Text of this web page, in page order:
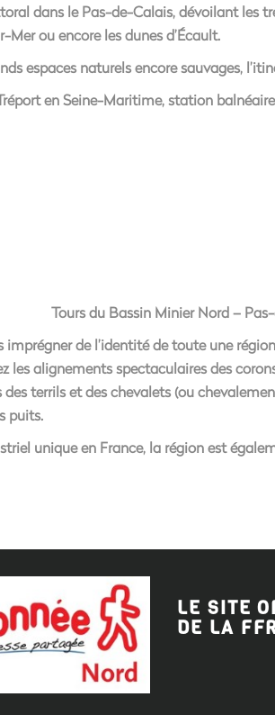
dans le Pas-de-Calais, dévoilant les
ou encore les dunes d’Écault.
espaces naturels encore sauvages,
en Seine-Maritime, station
Tours du Bassin Minier Nord –
de l’identité de toute une
les alignements spectaculaires des
des terrils et des chevalets (ou
puits.
unique en France, la région est
LE SITE
DE LA